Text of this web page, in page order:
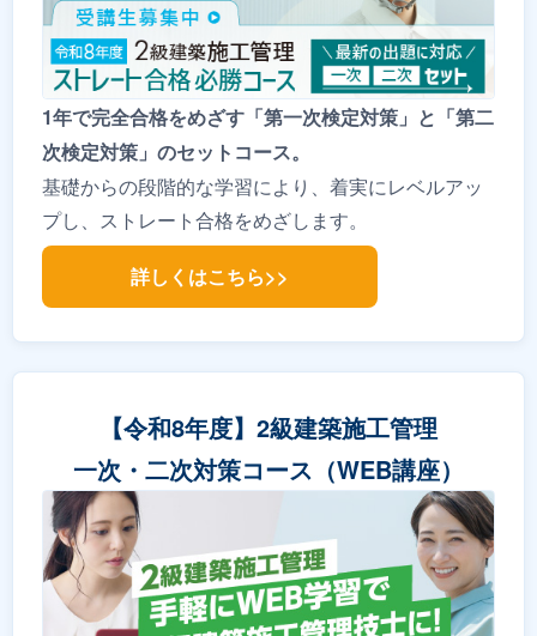
1年で完全合格をめざす「第一次検定対策」と「第二
次検定対策」のセットコース。
基礎からの段階的な学習により、着実にレベルアッ
プし、ストレート合格をめざします。
詳しくはこちら>>
【令和8年度】2級建築施工管理
一次・二次対策コース（WEB講座）